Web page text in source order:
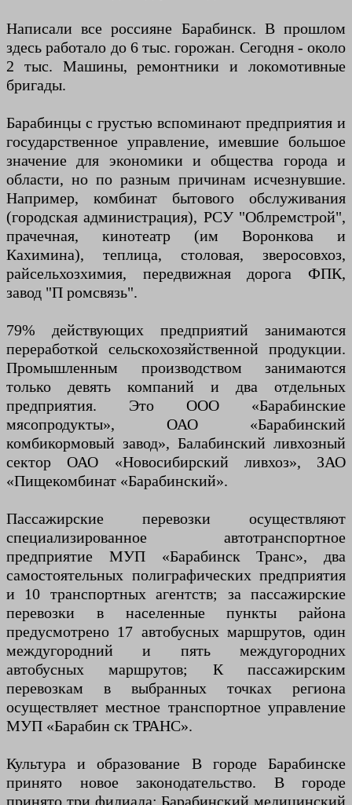
Написали все россияне Барабинск. В прошлом
здесь работало до 6 тыс. горожан. Сегодня - около
2 тыс. Машины, ремонтники и локомотивные
бригады.
Барабинцы с грустью вспоминают предприятия и
государственное управление, имевшие большое
значение для экономики и общества города и
области, но по разным причинам исчезнувшие.
Например, комбинат бытового обслуживания
(городская администрация), РСУ "Облремстрой",
прачечная, кинотеатр (им Воронкова и
Кахимина), теплица, столовая, зверосовхоз,
райсельхозхимия, передвижная дорога ФПК,
завод "П ромсвязь".
79% действующих предприятий занимаются
переработкой сельскохозяйственной продукции.
Промышленным производством занимаются
только девять компаний и два отдельных
предприятия. Это ООО «Барабинские
мясопродукты», ОАО «Барабинский
комбикормовый завод», Балабинский ливхозный
сектор ОАО «Новосибирский ливхоз», ЗАО
«Пищекомбинат «Барабинский».
Пассажирские перевозки осуществляют
специализированное автотранспортное
предприятие МУП «Барабинск Транс», два
самостоятельных полиграфических предприятия
и 10 транспортных агентств; за пассажирские
перевозки в населенные пункты района
предусмотрено 17 автобусных маршрутов, один
междугородний и пять междугородних
автобусных маршрутов; К пассажирским
перевозкам в выбранных точках региона
осуществляет местное транспортное управление
МУП «Барабин ск ТРАНС».
Культура и образование В городе Барабинске
принято новое законодательство. В городе
принято три филиала: Барабинский медицинский